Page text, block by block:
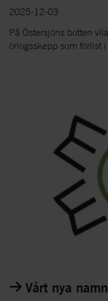
2025-12-03
På Östersjöns botten
örlogsskepp som förlist
Vårt nya namn